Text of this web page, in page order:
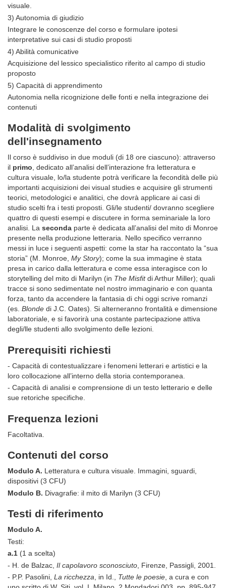
visuale.
3) Autonomia di giudizio
Integrare le conoscenze del corso e formulare ipotesi
interpretative sui casi di studio proposti
4) Abilità comunicative
Acquisizione del lessico specialistico riferito al campo di studio
proposto
5) Capacità di apprendimento
Autonomia nella ricognizione delle fonti e nella integrazione dei
contenuti
Modalità di svolgimento
dell'insegnamento
Il corso è suddiviso in due moduli (di 18 ore ciascuno): attraverso
il primo, dedicato all’analisi dell’interazione fra letteratura e
cultura visuale, lo/la studente potrà verificare la fecondità delle più
importanti acquisizioni dei visual studies e acquisire gli strumenti
teorici, metodologici e analitici, che dovrà applicare ai casi di
studio scelti fra i testi proposti. Gli/le studenti/ dovranno scegliere
quattro di questi esempi e discutere in forma seminariale la loro
analisi. La seconda parte è dedicata all’analisi del mito di Monroe
presente nella produzione letteraria. Nello specifico verranno
messi in luce i seguenti aspetti: come la star ha raccontato la “sua
storia” (M. Monroe, My Story); come la sua immagine è stata
presa in carico dalla letteratura e come essa interagisce con lo
storytelling del mito di Marilyn (in The Misfitdi Arthur Miller); quali
tracce si sono sedimentate nel nostro immaginario e con quanta
forza, tanto da accendere la fantasia di chi oggi scrive romanzi
(es. Blonde di J.C. Oates). Si alterneranno frontalità e dimensione
laboratoriale, e si favorirà una costante partecipazione attiva
degli/lle studenti allo svolgimento delle lezioni.
Prerequisiti richiesti
- Capacità di contestualizzare i fenomeni letterari e artistici e la
loro collocazione all’interno della storia contemporanea.
- Capacità di analisi e comprensione di un testo letterario e delle
sue retoriche specifiche.
Frequenza lezioni
Facoltativa.
Contenuti del corso
Modulo A. Letteratura e cultura visuale. Immagini, sguardi,
dispositivi (3 CFU)
Modulo B. Divagrafie: il mito di Marilyn (3 CFU)
Testi di riferimento
Modulo A.
Testi:
a.1 (1 a scelta)
- H. de Balzac, Il capolavoro sconosciuto , Firenze, Passigli, 2001.
- P.P. Pasolini, La ricchezza , in Id., Tutte le poesie , a cura e con